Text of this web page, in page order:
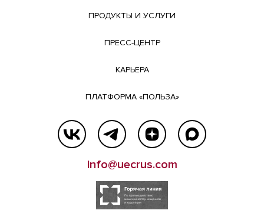
ПРОДУКТЫ И УСЛУГИ
ПРЕСС-ЦЕНТР
КАРЬЕРА
ПЛАТФОРМА «ПОЛЬЗА»
info@uecrus.com